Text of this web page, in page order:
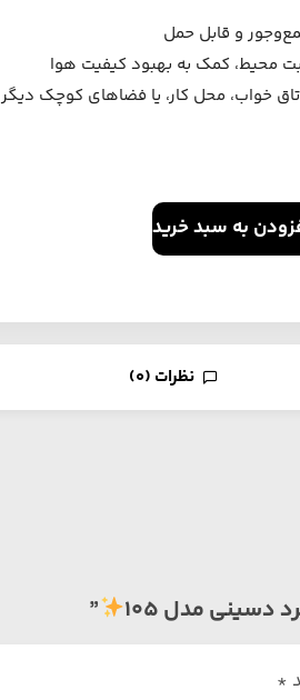
و قابل حمل
محیط، کمک به بهبود کیفیت هوا
خواب، محل کار، یا فضاهای کوچک دیگر
به سبد خرید
نظرات (0)
دسینی مدل 105 ”
*